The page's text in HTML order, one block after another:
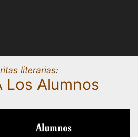
literarias:
Los Alumnos